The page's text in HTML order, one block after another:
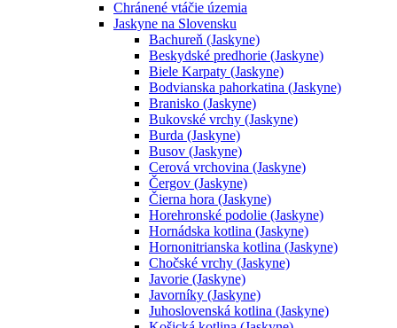
Chránené vtáčie územia
Jaskyne na Slovensku
Bachureň (Jaskyne)
Beskydské predhorie (Jaskyne)
Biele Karpaty (Jaskyne)
Bodvianska pahorkatina (Jaskyne)
Branisko (Jaskyne)
Bukovské vrchy (Jaskyne)
Burda (Jaskyne)
Busov (Jaskyne)
Cerová vrchovina (Jaskyne)
Čergov (Jaskyne)
Čierna hora (Jaskyne)
Horehronské podolie (Jaskyne)
Hornádska kotlina (Jaskyne)
Hornonitrianska kotlina (Jaskyne)
Chočské vrchy (Jaskyne)
Javorie (Jaskyne)
Javorníky (Jaskyne)
Juhoslovenská kotlina (Jaskyne)